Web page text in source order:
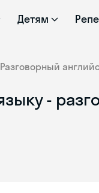
Детям
Разговорный
-